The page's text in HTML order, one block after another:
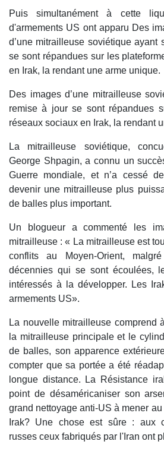
Puis simultanément à cette
d'armements US ont apparu Des
d’une mitrailleuse soviétique ayant
se sont répandues sur les
en Irak, la rendant une arme unique.
Des images d’une mitrailleuse
remise à jour se sont répandues
réseaux sociaux en Irak, la rendant
La mitrailleuse soviétique,
George Shpagin, a connu un
Guerre mondiale, et n’a cessé
devenir une mitrailleuse plus
de balles plus important.
Un blogueur a commenté les
mitrailleuse : « La mitrailleuse est
conflits au Moyen-Orient,
décennies qui se sont écoulées,
intéressés à la développer. Les
armements US».
La nouvelle mitrailleuse comprend
la mitrailleuse principale et le
de balles, son apparence
compter que sa portée a été
longue distance. La Résistance
point de désaméricaniser son
grand nettoyage anti-US à mener
Irak? Une chose est sûre : aux
russes ceux fabriqués par l'Iran ont